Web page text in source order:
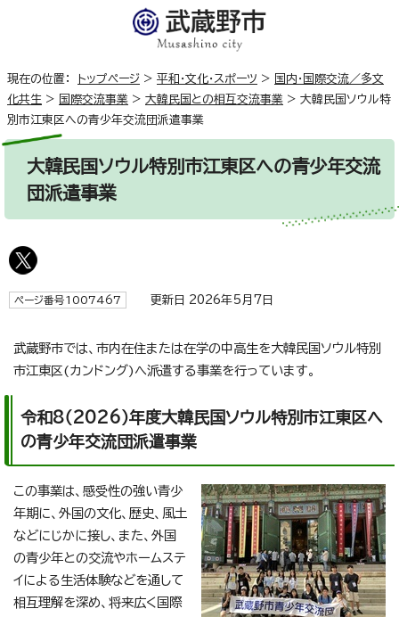
現在の位置： トップページ > 平和・文化・スポーツ > 国内・国際交流／多文
化共生 > 国際交流事業 > 大韓民国との相互交流事業 > 大韓民国ソウル特
別市江東区への青少年交流団派遣事業
大韓民国ソウル特別市江東区への青少年交流
団派遣事業
ページ番号1007467 更新日 2026年5月7日
武蔵野市では、市内在住または在学の中高生を大韓民国ソウル特別
市江東区(カンドング)へ派遣する事業を行っています。
令和8（2026）年度大韓民国ソウル特別市江東区へ
の青少年交流団派遣事業
この事業は、感受性の強い青少
年期に、外国の文化、歴史、風土
などにじかに接し、また、外国
の青少年との交流やホームステ
イによる生活体験などを通して
相互理解を深め、将来広く国際